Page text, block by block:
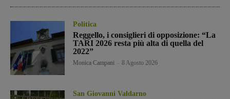
Politica
Reggello, i consiglieri di opposizione: “La
TARI 2026 resta più alta di quella del
2022”
Monica Campani 8 Agosto 2026
San Giovanni Valdarno